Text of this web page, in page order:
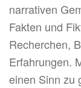
narrativen
Fakten und
Recherchen,
Erfahrungen.
einen Sinn zu